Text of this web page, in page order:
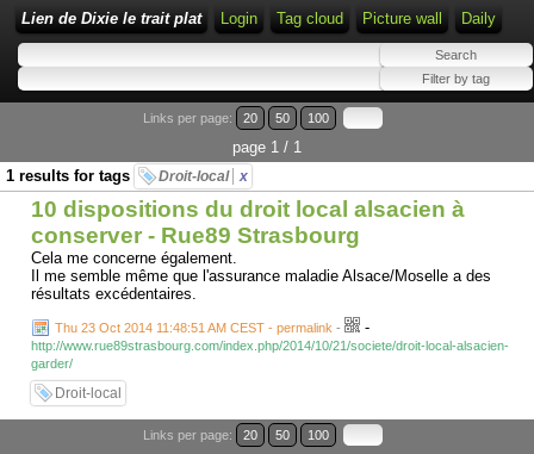
Lien de Dixie le trait plat Login Tag cloud Picture wall Daily
Links per page: 20 50 100
page 1 / 1
1 results for tags
Droit-local x
10 dispositions du droit local alsacien à
conserver - Rue89 Strasbourg
Cela me concerne également.
Il me semble même que l'assurance maladie Alsace/Moselle a des
résultats excédentaires.
Thu 23 Oct 2014 11:48:51 AM CEST - permalink - -
http://www.rue89strasbourg.com/index.php/2014/10/21/societe/droit-local-alsacien-
garder/
Droit-local
Links per page: 20 50 100